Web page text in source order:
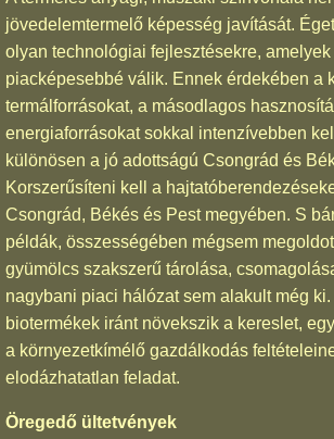
jövedelemtermelő képesség javítását.
olyan technológiai fejlesztésekre, amelyek
piacképesebbé válik. Ennek érdekében a
termálforrásokat, a másodlagos
energiaforrásokat sokkal intenzívebben
különösen a jó adottságú Csongrád és
Korszerűsíteni kell a
Csongrád, Békés és Pest megyében. S
példák, összességében mégsem
gyümölcs szakszerű tárolása,
nagybani piaci hálózat sem alakult még ki.
biotermékek iránt növekszik a kereslet,
a környezetkímélő gazdálkodás
elodázhatatlan feladat.
Öregedő ültetvények